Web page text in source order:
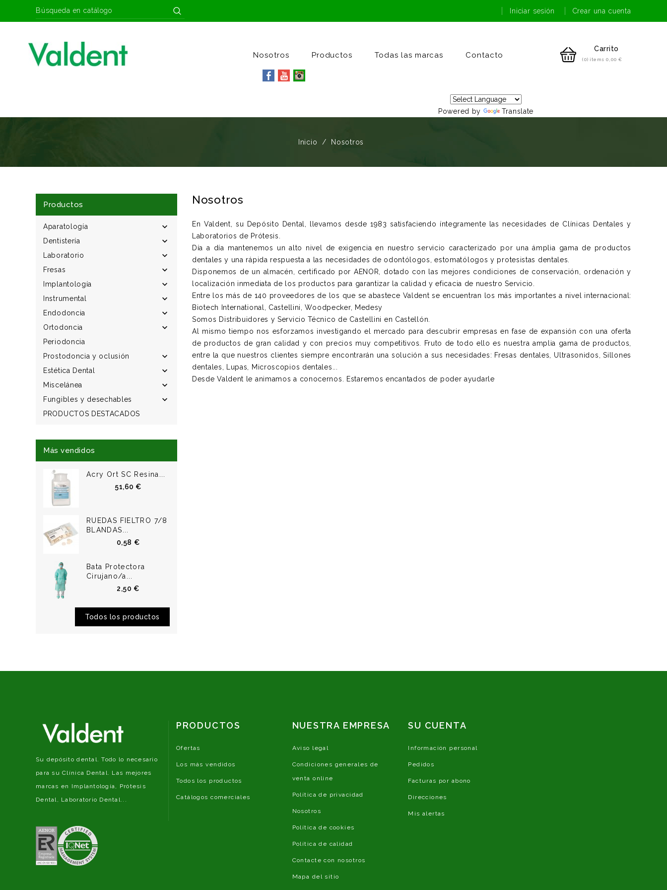
Iniciar sesión Crear una cuenta
Nosotros Productos Todas las marcas Contacto
Carrito
(0) items 0,00 €
Powered by Translate
Inicio Nosotros
Productos
Aparatología 
Dentistería 
Laboratorio 
Fresas 
Implantología 
Instrumental 
Endodoncia 
Ortodoncia 
Periodoncia
Prostodoncia y oclusión

Estética Dental 
Miscelánea 
Fungibles y desechables 
PRODUCTOS DESTACADOS
Más vendidos
Acry Ort SC Resina...
51,60 €
RUEDAS FIELTRO 7/8
BLANDAS...
0,58 €
Bata Protectora
Cirujano/a...
2,50 €
Todos los productos
Nosotros
En Valdent, su Depósito Dental, llevamos desde 1983 satisfaciendo íntegramente las necesidades de Clínicas Dentales y
Laboratorios de Prótesis.
Día a día mantenemos un alto nivel de exigencia en nuestro servicio caracterizado por una ámplia gama de productos
dentales y una rápida respuesta a las necesidades de odontólogos, estomatólogos y protesistas dentales.
Disponemos de un almacén, certificado por AENOR, dotado con las mejores condiciones de conservación, ordenación y
localización inmediata de los productos para garantizar la calidad y eficacia de nuestro Servicio.
Entre los más de 140 proveedores de los que se abastece Valdent se encuentran los más importantes a nivel internacional:
Biotech International, Castellini, Woodpecker, Medesy
Somos Distribuidores y Servicio Técnico de Castellini en Castellón.
Al mismo tiempo nos esforzamos investigando el mercado para descubrir empresas en fase de expansión con una oferta
de productos de gran calidad y con precios muy competitivos. Fruto de todo ello es nuestra amplia gama de productos,
entre la que nuestros clientes siempre encontrarán una solución a sus necesidades: Fresas dentales, Ultrasonidos, Sillones
dentales, Lupas, Microscopios dentales...
Desde Valdent le animamos a conocernos. Estaremos encantados de poder ayudarle
Su depósito dental. Todo lo necesario
para su Clínica Dental. Las mejores
marcas en Implantología, Prótesis
Dental, Laboratorio Dental...
PRODUCTOS
Ofertas
Los más vendidos
Todos los productos
Catálogos comerciales
NUESTRA EMPRESA
Aviso legal
Condiciones generales de
venta online
Política de privacidad
Nosotros
Política de cookies
Política de calidad
Contacte con nosotros
Mapa del sitio
SU CUENTA
Información personal
Pedidos
Facturas por abono
Direcciones
Mis alertas